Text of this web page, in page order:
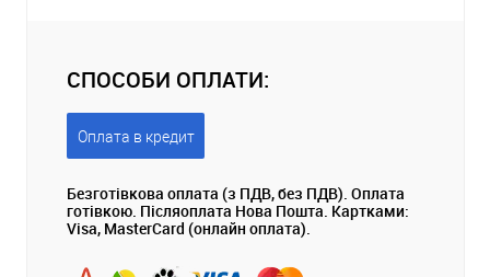
СПОСОБИ ОПЛАТИ:
Оплата в кредит
Безготівкова оплата (з ПДВ, без ПДВ). Оплата
готівкою. Післяоплата Нова Пошта. Картками:
Visa, MasterCard (онлайн оплата).